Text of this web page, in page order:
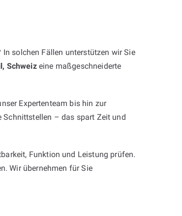
In solchen Fällen unterstützen wir Sie
Schweizeine maßgeschneiderte
Expertenteam bis hin zur
Schnittstellen – das spart Zeit und
Funktion und Leistung prüfen.
Wir übernehmen für Sie